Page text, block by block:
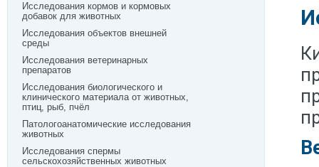
Исследования кормов и кормовых
добавок для животных
Исследования объектов внешней
среды
Исследования ветеринарных
препаратов
Исследования биологического и
клинического материала от животных,
птиц, рыб, пчёл
Патологоанатомические исследования
животных
Исследования спермы
сельскохозяйственных животных